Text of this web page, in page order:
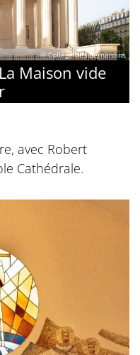
© Collège des Bernardins
Maison vide
avec Robert
Cathédrale.